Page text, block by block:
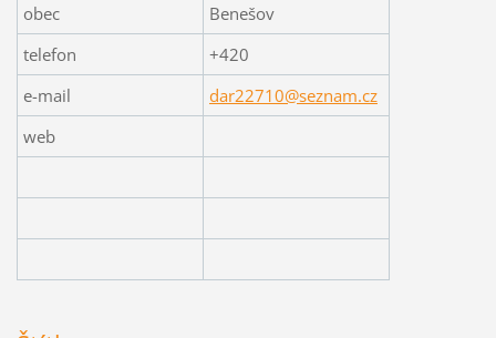
obec
Benešov
telefon
+420
e-mail
dar22710@seznam.cz
web